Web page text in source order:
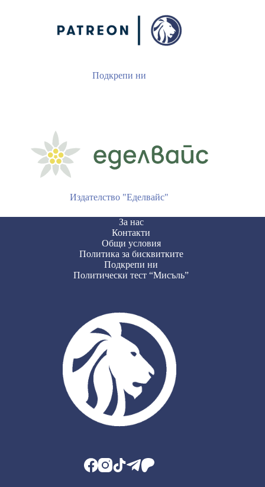
Подкрепи ни
Издателство "Еделвайс"
За нас
Контакти
Общи условия
Политика за бисквитките
Подкрепи ни
Политически тест “Мисъль”